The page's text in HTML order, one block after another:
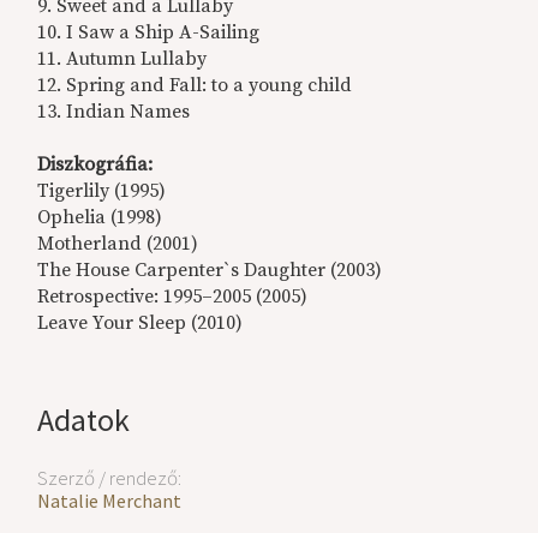
Adatok
Szerző / rendező:
Natalie Merchant
9. Sweet and a Lullaby
10. I Saw a Ship A-Sailing
11. Autumn Lullaby
12. Spring and Fall: to a young child
13. Indian Names
Diszkográfia:
Tigerlily (1995)
Ophelia (1998)
Motherland (2001)
The House Carpenter`s Daughter (2003)
Retrospective: 1995–2005 (2005)
Leave Your Sleep (2010)